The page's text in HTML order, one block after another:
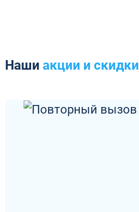
Наши акции и скидки